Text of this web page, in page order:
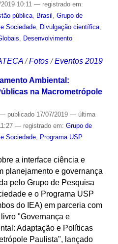
10:11 — registrado em:
pública, Brasil , Grupo de
Sociedade, Divulgação científica,
, Desenvolvimento
/Fotos /Eventos 2019
Ambiental:
na Macrometrópole
publicado17/07/2019 — última
— registrado em: Grupo de
Sociedade,
Programa USP
a interface ciência e
planejamento e governança
pelo Grupo de Pesquisa
e o Programa USP
do IEA) em parceria com
"Governança e
Adaptação e Políticas
Paulista", lançado